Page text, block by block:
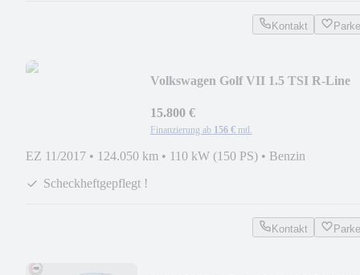
Kontakt
Volkswagen Golf VII 1.5 TSI R-Line
15.800 €
Finanzierung ab 156 € mtl.
EZ 11/2017 • 124.050 km • 110 kW (150 PS) • Benzin
Scheckheftgepflegt !
Kontakt